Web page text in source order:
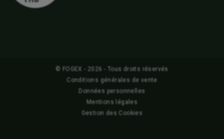
© FOGEX - 2026 - Tous droits réservés
Conditions générales de vente
Données personnelles
Mentions légales
Gestion des Cookies